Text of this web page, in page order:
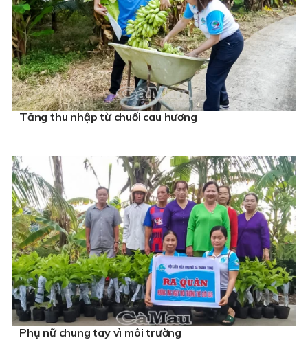
Tăng thu nhập từ chuối cau hương
Phụ nữ chung tay vì môi trường